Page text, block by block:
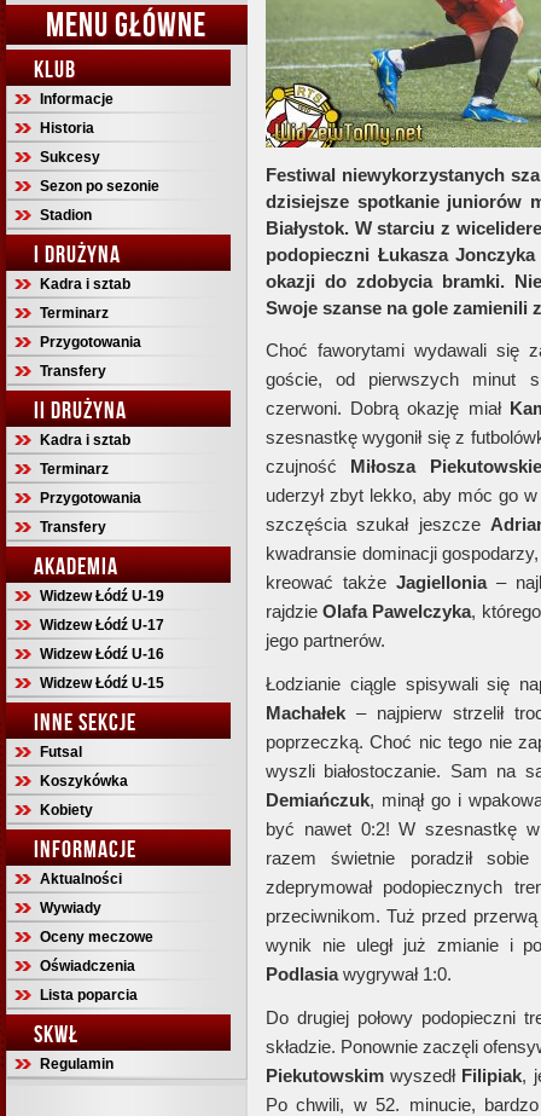
MENU GŁÓWNE
KLUB
Informacje
Historia
Sukcesy
Sezon po sezonie
Stadion
I DRUŻYNA
Kadra i sztab
Terminarz
Przygotowania
Transfery
II DRUŻYNA
Kadra i sztab
Terminarz
Przygotowania
Transfery
AKADEMIA
Widzew Łódź U-19
Widzew Łódź U-17
Widzew Łódź U-16
Widzew Łódź U-15
INNE SEKCJE
Futsal
Koszykówka
Kobiety
INFORMACJE
Aktualności
Wywiady
Oceny meczowe
Oświadczenia
Lista poparcia
SKWŁ
Regulamin
Festiwal niewykorzystanych
dzisiejsze spotkanie juniorów
Białystok. W starciu z
podopieczni Łukasza
okazji do zdobycia bramki.
Swoje szanse na gole zamienili
Choć faworytami wydawali się
goście, od pierwszych minut
czerwoni. Dobrą okazję miał
szesnastkę wygonił się z
czujność Miłosza
uderzył zbyt lekko, aby móc go
szczęścia szukał jeszcze
kwadransie dominacji
kreować także Jagiellonia –
rajdzieOlafa Pawelczyka,
jego partnerów.
Łodzianie ciągle spisywali się
Machałek– najpierw strzelił
poprzeczką. Choć nic tego nie
wyszli białostoczanie. Sam na
Demiańczuk, minął go i
być nawet 0:2! W szesnastkę
razem świetnie poradził
zdeprymował podopiecznych
przeciwnikom. Tuż przed
wynik nie uległ już zmianie i
Podlasiawygrywał 1:0.
Do drugiej połowy podopieczni
składzie. Ponownie zaczęli
Piekutowskim wyszedł Filipiak,
Po chwili, w 52. minucie,